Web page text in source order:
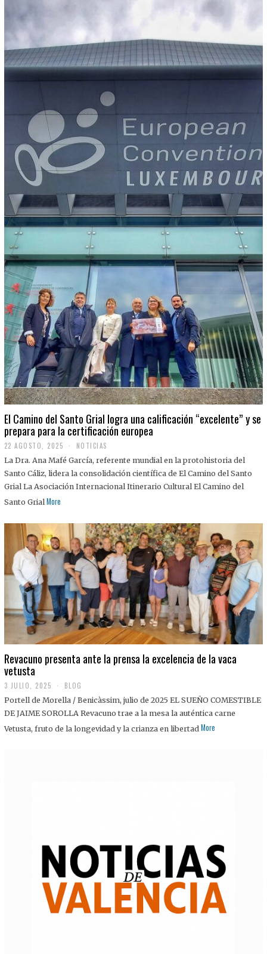
El Camino del Santo Grial logra una calificación “excelente” y se
prepara para la certificación europea
22 AGOSTO, 2025
2
A
G
O
S
2
5
NOTICIAS
La Dra. Ana Mafé García, referente mundial en la protohistoria del
Santo Cáliz, lidera la consolidación científica de El Camino del Santo
Grial La Asociación Internacional Itinerario Cultural El Camino del
Santo Grial More
Revacuno presenta ante la prensa la excelencia de la vaca
vetusta
3 JULIO, 2025
J
U
I
BLOG
Portell de Morella / Benicàssim, julio de 2025 EL SUEÑO COMESTIBLE
DE JAIME SOROLLA Revacuno trae a la mesa la auténtica carne
Vetusta, fruto de la longevidad y la crianza en libertad More